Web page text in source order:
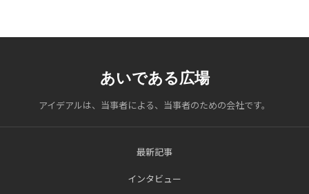
あいである広場
アイデアルは、当事者による、当事者のための会社です。
最新記事
インタビュー